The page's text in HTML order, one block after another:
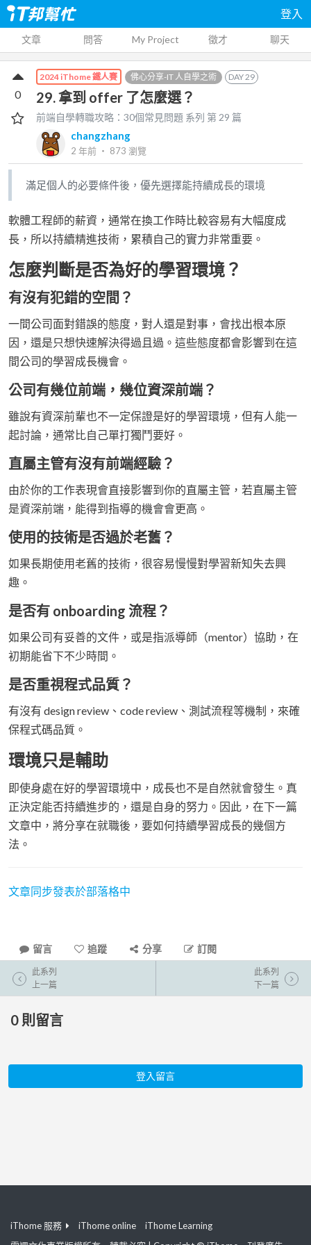
登入
文章 問答 My Project 徵才 聊天
2024 iThome 鐵人賽 佛心分享-IT 人自學之術 DAY29
29. 拿到 offer 了怎麼選？
前端自學轉職攻略：30個常見問題 系列 第29 篇
changzhang
2 年前 ‧ 873 瀏覽
0
滿足個人的必要條件後，優先選擇能持續成長的環境
軟體工程師的薪資，通常在換工作時比較容易有大幅度成
長，所以持續精進技術，累積自己的實力非常重要。
怎麼判斷是否為好的學習環境？
有沒有犯錯的空間？
一間公司面對錯誤的態度，對人還是對事，會找出根本原
因，還是只想快速解決得過且過。這些態度都會影響到在這
間公司的學習成長機會。
公司有幾位前端，幾位資深前端？
雖說有資深前輩也不一定保證是好的學習環境，但有人能一
起討論，通常比自己單打獨鬥要好。
直屬主管有沒有前端經驗？
由於你的工作表現會直接影響到你的直屬主管，若直屬主管
是資深前端，能得到指導的機會會更高。
使用的技術是否過於老舊？
如果長期使用老舊的技術，很容易慢慢對學習新知失去興
趣。
是否有 onboarding 流程？
如果公司有妥善的文件，或是指派導師（mentor）協助，在
初期能省下不少時間。
是否重視程式品質？
有沒有 design review、code review、測試流程等機制，來確
保程式碼品質。
環境只是輔助
即使身處在好的學習環境中，成長也不是自然就會發生。真
正決定能否持續進步的，還是自身的努力。因此，在下一篇
文章中，將分享在就職後，要如何持續學習成長的幾個方
法。
文章同步發表於部落格中
留言 追蹤 分享 訂閱
此系列
上一篇
此系列
下一篇
0 則留言
登入留言
iThome 服務 iThome online
iThome Learning